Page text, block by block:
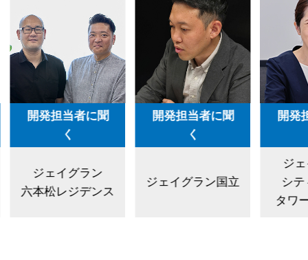
開発担当者に聞
く
ジェイグラン
六本松レジデンス
開発担当者に聞
く
ジェイグラン国立
開発
ジ
シテ
タワ